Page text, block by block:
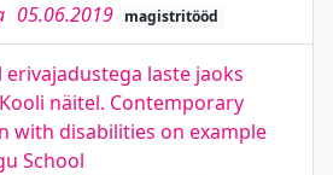
05.06.2019 magistritööd
erivajadustega laste jaoks
näitel. Contemporary
with disabilities on example
School